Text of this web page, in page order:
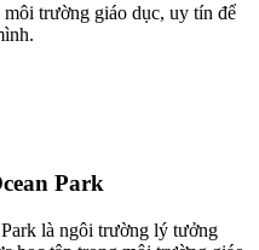
trường giáo dục, uy tín để
Park
là ngôi trường lý tưởng